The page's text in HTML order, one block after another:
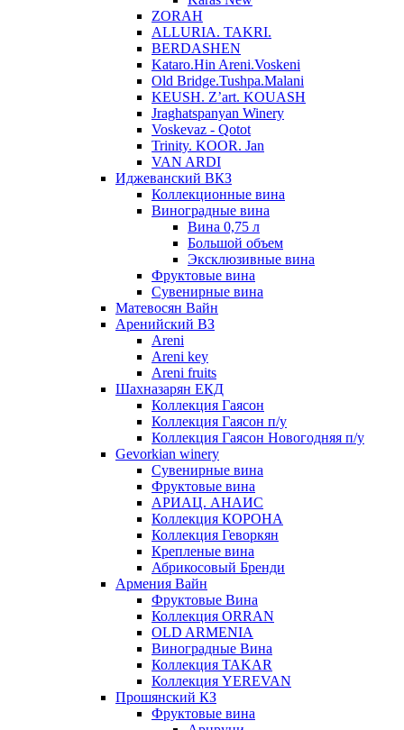
ZORAH
ALLURIA. TAKRI.
BERDASHEN
Kataro.Hin Areni.Voskeni
Old Bridge.Tushpa.Malani
KEUSH. Z’art. KOUASH
Jraghatspanyan Winery
Voskevaz - Qotot
Trinity. KOOR. Jan
VAN ARDI
Иджеванский ВКЗ
Коллекционные вина
Виноградные вина
Вина 0,75 л
Большой объем
Эксклюзивные вина
Фруктовые вина
Cувенирные вина
Матевосян Вайн
Аренийский ВЗ
Areni
Areni key
Areni fruits
Шахназарян ЕКД
Коллекция Гаясон
Коллекция Гаясон п/у
Коллекция Гаясон Новогодняя п/у
Gevorkian winery
Сувенирные вина
Фруктовые вина
АРИАЦ. АНАИС
Коллекция КОРОНА
Коллекция Геворкян
Крепленые вина
Абрикосовый Бренди
Армения Вайн
Фруктовые Вина
Коллекция ORRAN
OLD ARMENIA
Виноградные Вина
Коллекция TAKAR
Коллекция YEREVAN
Прошянский КЗ
Фруктовые вина